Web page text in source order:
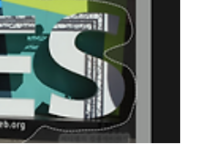
오려내기를 해서 오른쪽에 있